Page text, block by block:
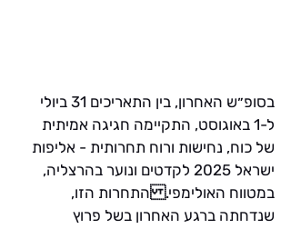
בסופ״ש האחרון, בין התאריכים 31 ביולי
ל-1 באוגוסט, התקיימה חגיגה אמיתית
של כוח, נחישות ורוח תחרותית - אליפות
ישראל 2025 לקדטים ונוער בהרצליה,
במטווח האולימפי.התחרות הזו,
שנדחתה ברגע האחרון בשל פרוץ